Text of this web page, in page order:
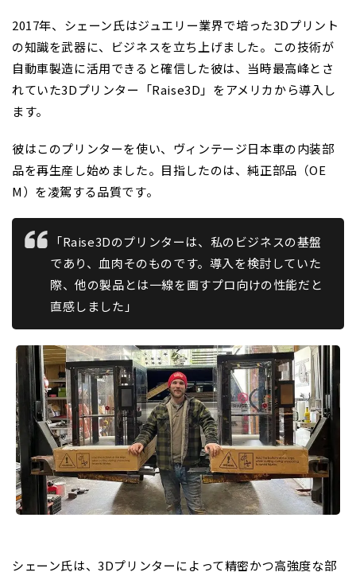
2017年、シェーン氏はジュエリー業界で培った3Dプリント
の知識を武器に、ビジネスを立ち上げました。この技術が
自動車製造に活用できると確信した彼は、当時最高峰とさ
れていた3Dプリンター「Raise3D」をアメリカから導入し
ます。
彼はこのプリンターを使い、ヴィンテージ日本車の内装部
品を再生産し始めました。目指したのは、純正部品（OE
M）を凌駕する品質です。
「Raise3Dのプリンターは、私のビジネスの基盤
であり、血肉そのものです。導入を検討していた
際、他の製品とは一線を画すプロ向けの性能だと
直感しました」
シェーン氏は、3Dプリンターによって精密かつ高強度な部